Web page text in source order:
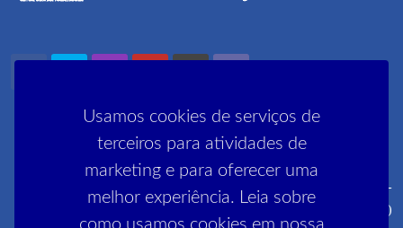
Usamos cookies de serviços de
terceiros para atividades de
marketing e para oferecer uma
melhor experiência. Leia sobre
como usamos cookies em nossa
Rua Pedro Lessa, 35 2º, 3º e 5º andares - Centro - CEP: 20030-
030 (próximo ao metrô Cinelândia)